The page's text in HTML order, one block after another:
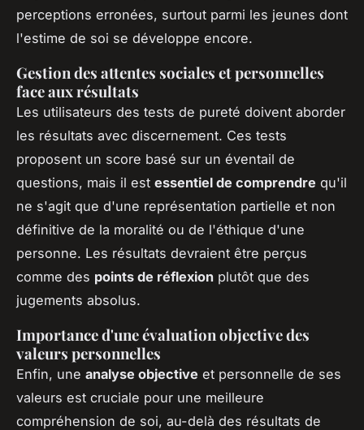
perceptions erronées, surtout parmi les jeunes dont
l'estime de soi se développe encore.
Gestion des attentes sociales et personnelles
face aux résultats
Les utilisateurs des tests de pureté doivent aborder
les résultats avec discernement. Ces tests
proposent un score basé sur un éventail de
questions, mais il est essentiel de comprendre qu'il
ne s'agit que d'une représentation partielle et non
définitive de la moralité ou de l'éthique d'une
personne. Les résultats devraient être perçus
comme des points de réflexion plutôt que des
jugements absolus.
Importance d'une évaluation objective des
valeurs personnelles
Enfin, une analyse objective et personnelle de ses
valeurs est cruciale pour une meilleure
compréhension de soi, au-delà des résultats de